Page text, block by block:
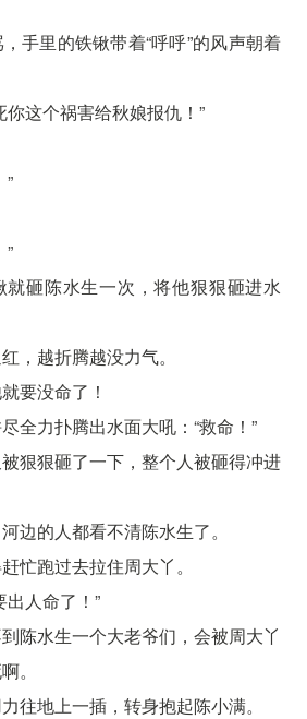
手里的铁锹带着“呼呼”的风声朝着
你这个祸害给秋娘报仇！”
就砸陈水生一次，将他狠狠砸进水
，越折腾越没力气。
要没命了！
全力扑腾出水面大吼：“救命！”
狠狠砸了一下，整个人被砸得冲进
边的人都看不清陈水生了。
忙跑过去拉住周大丫。
出人命了！”
陈水生一个大老爷们，会被周大丫
。
往地上一插，转身抱起陈小满。